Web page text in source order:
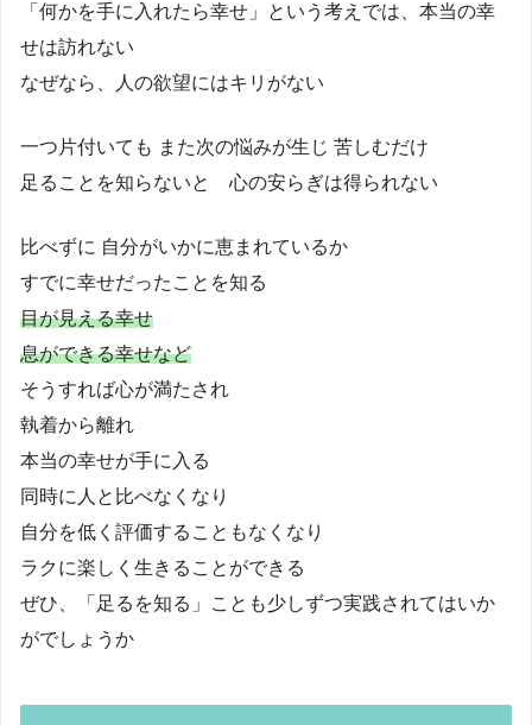
「何かを手に入れたら幸せ」という考えでは、本当の幸
せは訪れない
なぜなら、人の欲望にはキリがない
一つ片付いても また次の悩みが生じ 苦しむだけ
足ることを知らないと 心の安らぎは得られない
比べずに 自分がいかに恵まれているか
すでに幸せだったことを知る
目が見える幸せ
息ができる幸せなど
そうすれば心が満たされ
執着から離れ
本当の幸せが手に入る
同時に人と比べなくなり
自分を低く評価することもなくなり
ラクに楽しく生きることができる
ぜひ、「足るを知る」ことも少しずつ実践されてはいか
がでしょうか